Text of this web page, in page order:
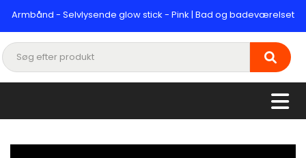
Armbånd - Selvlysende glow stick - Pink | Bad og badeværelset